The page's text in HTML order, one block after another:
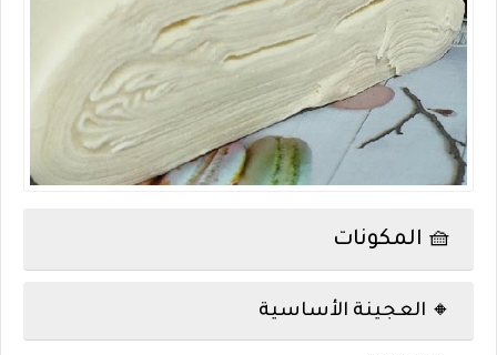
🧺 المكونات
🔸 العجينة الأساسية